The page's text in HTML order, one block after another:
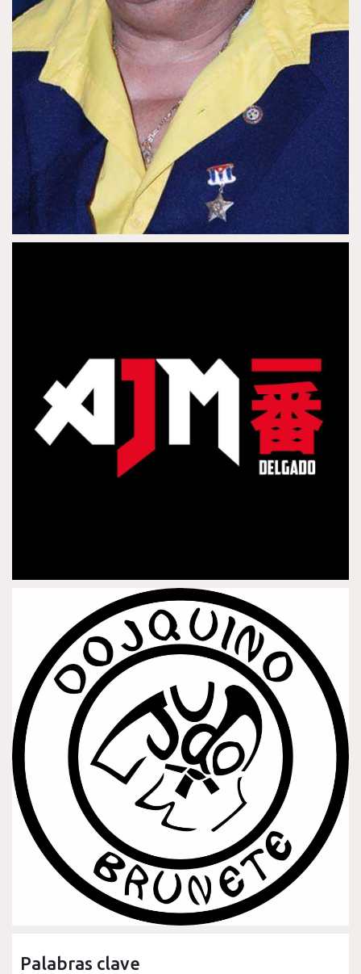
Palabras clave